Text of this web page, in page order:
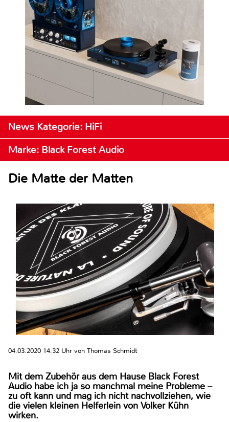
News Kategorie: HiFi
Marke: Black Forest Audio
Die Matte der Matten
04.03.2020 14:32 Uhr von Thomas Schmidt
Mit dem Zubehör aus dem Hause Black Forest
Audio habe ich ja so manchmal meine Probleme –
zu oft kann und mag ich nicht nachvollziehen, wie
die vielen kleinen Helferlein von Volker Kühn
wirken.